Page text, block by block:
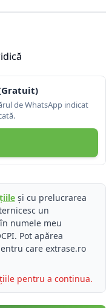
de WhatsApp indicat
și cu prelucrarea
un
numele meu
Pot apărea
care extrase.ro
pentru a continua.